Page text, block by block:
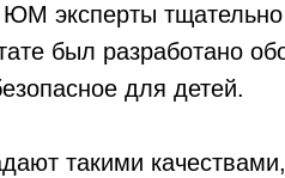
эксперты
был разработано
для детей.
такими